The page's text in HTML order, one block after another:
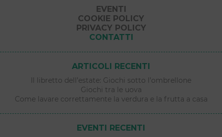
EVENTI
COOKIE POLICY
PRIVACY POLICY
CONTATTI
ARTICOLI RECENTI
Il libretto dell’estate: Giochi sotto l’ombrellone
Giochi tra le uova
Come lavare correttamente la verdura e la frutta a casa
EVENTI RECENTI